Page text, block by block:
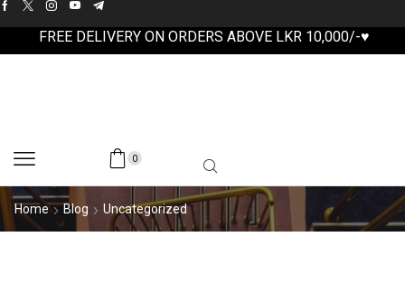
FREE DELIVERY ON ORDERS ABOVE LKR 10,000/-♥
0
Home Blog Uncategorized